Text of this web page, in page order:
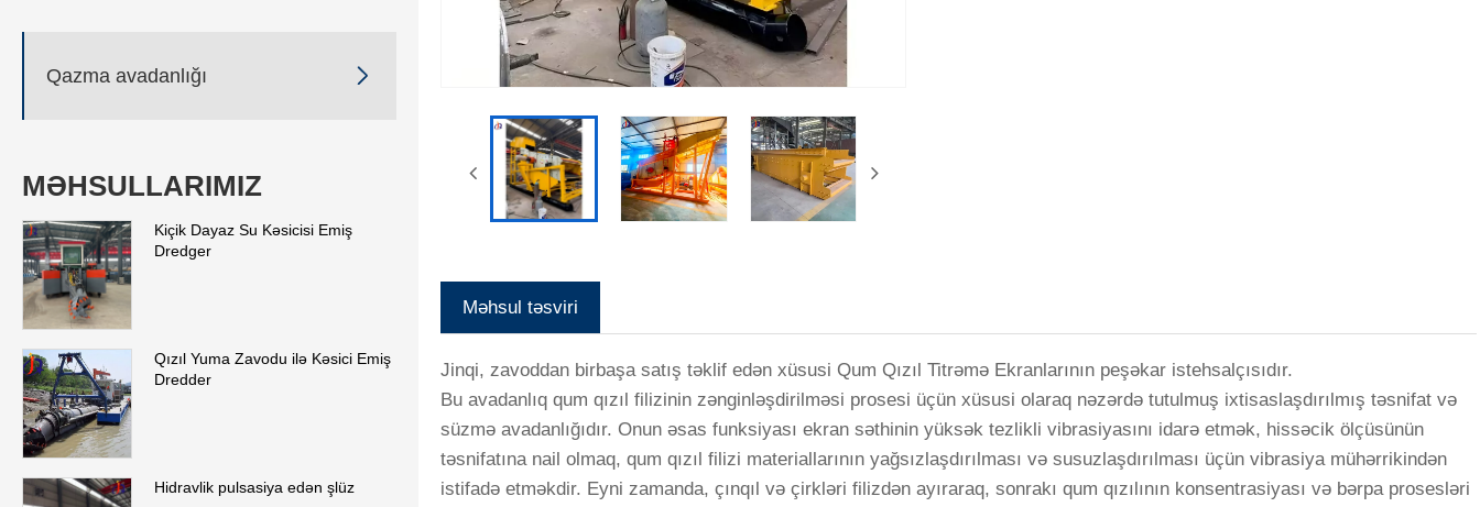
Qazma avadanlığı 
MƏHSULLARIMIZ
Kiçik Dayaz Su Kəsicisi Emiş
Dredger
Qızıl Yuma Zavodu ilə Kəsici Emiş
Dredder
Hidravlik pulsasiya edən şlüz
Məhsul təsviri
Jinqi, zavoddan birbaşa satış təklif edən xüsusi Qum Qızıl Titrəmə Ekranlarının peşəkar istehsalçısıdır.
Bu avadanlıq qum qızıl filizinin zənginləşdirilməsi prosesi üçün xüsusi olaraq nəzərdə tutulmuş ixtisaslaşdırılmış təsnifat və
süzmə avadanlığıdır. Onun əsas funksiyası ekran səthinin yüksək tezlikli vibrasiyasını idarə etmək, hissəcik ölçüsünün
təsnifatına nail olmaq, qum qızıl filizi materiallarının yağsızlaşdırılması və susuzlaşdırılması üçün vibrasiya mühərrikindən
istifadə etməkdir. Eyni zamanda, çınqıl və çirkləri filizdən ayıraraq, sonrakı qum qızılının konsentrasiyası və bərpa prosesləri